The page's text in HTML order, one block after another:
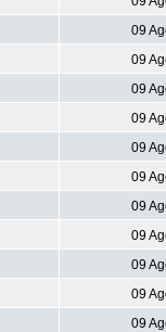
09
09
09
09
09
09
09
09
09
09
09